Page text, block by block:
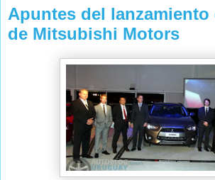
Apuntes del
de Mitsubishi Motors